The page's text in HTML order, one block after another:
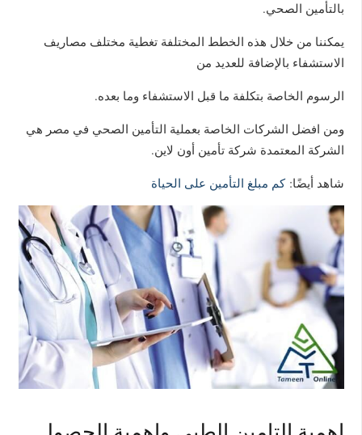
بالتأمين الصحي.
يمكننا من خلال هذه الخطط المختلفة تغطية مختلف مصاريف
الاستشفاء بالإضافة للعديد من
الرسوم الخاصة بتكلفة ما قبل الاستشفاء وما بعده.
ومن افضل الشركات الخاصة بعملية التأمين الصحي في مصر هي
الشركة المعتمدة شركة تأمين أون لاين.
شاهد أيضًا:كم مبلغ التأمين على الحياة